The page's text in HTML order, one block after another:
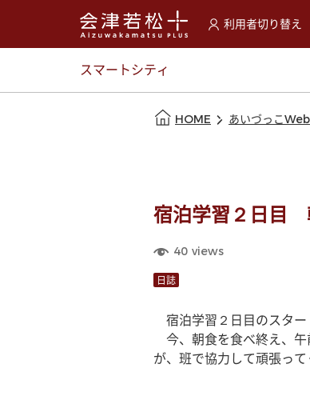
利用者切り替え
選択すると利用
スマートシティ
HOME あいづっこWeb
宿泊学習２日目
40 views
日誌
宿泊学習２日目のスタ
今、朝食を食べ終え、午
が、班で協力して頑張って